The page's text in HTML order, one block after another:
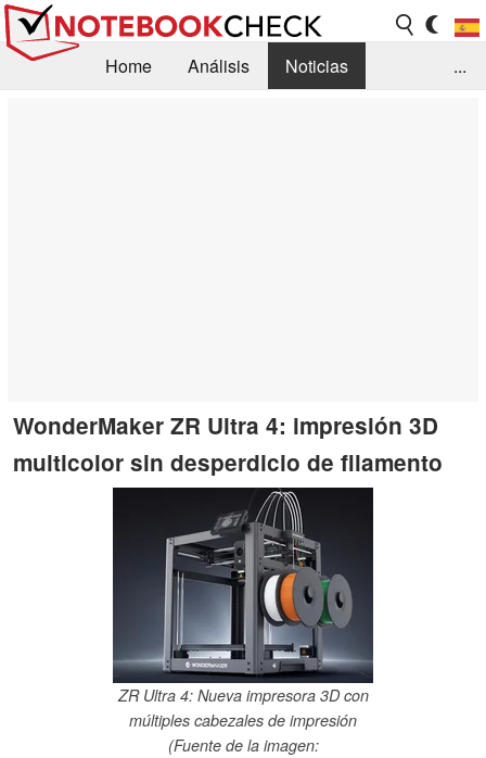
Home Análisis
Noticias
...
WonderMaker ZR Ultra 4: impresión 3D
multicolor sin desperdicio de filamento
ZR Ultra 4: Nueva impresora 3D con
múltiples cabezales de impresión
(Fuente de la imagen: